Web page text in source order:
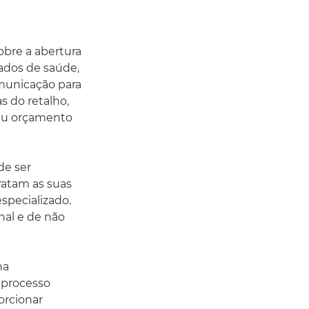
a abertura
de saúde,
para
do retalho,
orçamento
ser
as suas
e de não